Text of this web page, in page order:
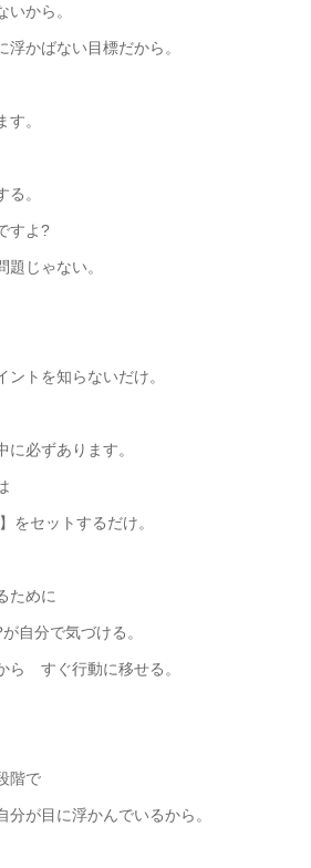
いから。
かばない目標だから。
。
。
すよ?
じゃない。
トを知らないだけ。
必ずあります。
をセットするだけ。
ために
自分で気づける。
ら すぐ行動に移せる。
階で
分が目に浮かんでいるから。